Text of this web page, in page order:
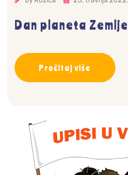
Dan planeta Zemlje
Pročitaj više